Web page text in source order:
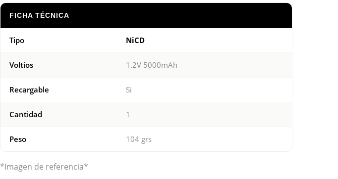
FICHA TÉCNICA
Tipo NiCD
Voltios 1.2V 5000mAh
Recargable Si
Cantidad 1
Peso 104 grs
*Imagen de referencia*